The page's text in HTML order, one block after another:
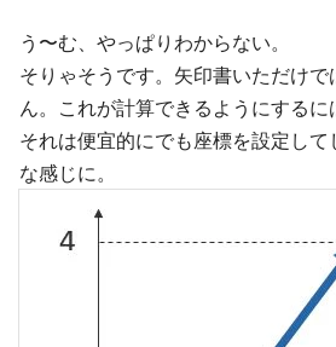
う〜む、やっぱりわからない。
そりゃそうです。矢印書いただけ
ん。これが計算できるようにするに
それは便宜的にでも座標を設定し
な感じに。